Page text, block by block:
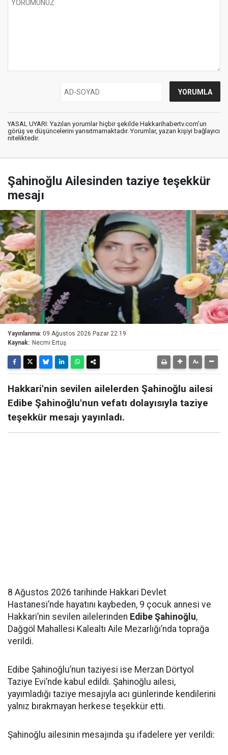
YASAL UYARI: Yazılan yorumlar hiçbir şekilde Hakkarihabertv.com’un
görüş ve düşüncelerini yansıtmamaktadır. Yorumlar, yazan kişiyi bağlayıcı
niteliktedir.
Şahinoğlu Ailesinden taziye teşekkür
mesajı
Yayınlanma: 09 Ağustos 2026 Pazar 22:19
Kaynak: Necmi Ertuş
Hakkari'nin sevilen ailelerden Şahinoğlu ailesi
Edibe Şahinoğlu'nun vefatı dolayısıyla taziye
teşekkür mesajı yayınladı.
8 Ağustos 2026 tarihinde Hakkari Devlet
Hastanesi’nde hayatını kaybeden, 9 çocuk annesi ve
Hakkari’nin sevilen ailelerinden Edibe Şahinoğlu,
Dağgöl Mahallesi Kalealtı Aile Mezarlığı’nda toprağa
verildi.
Edibe Şahinoğlu’nun taziyesi ise Merzan Dörtyol
Taziye Evi’nde kabul edildi. Şahinoğlu ailesi,
yayımladığı taziye mesajıyla acı günlerinde kendilerini
yalnız bırakmayan herkese teşekkür etti.
Şahinoğlu ailesinin mesajında şu ifadelere yer verildi: